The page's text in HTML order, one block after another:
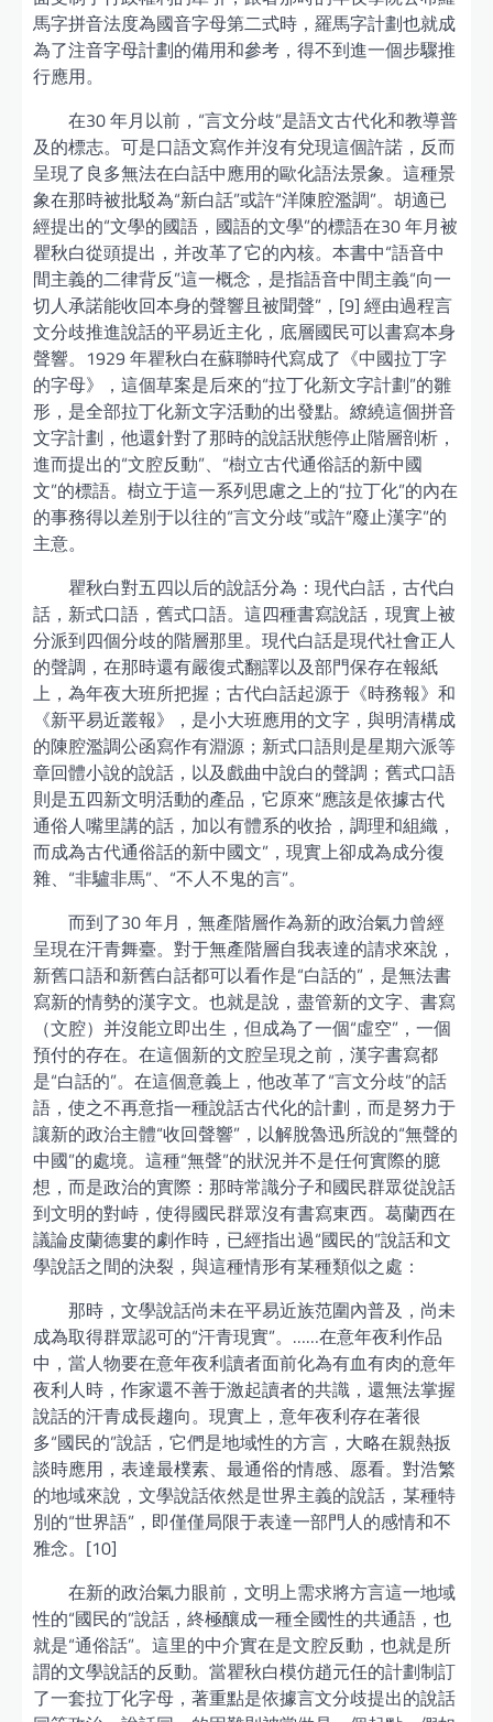
馬字拼音法度為國音字母第二式時，羅馬字計劃也就成
為了注音字母計劃的備用和參考，得不到進一個步驟推
行應用。
在30 年月以前，“言文分歧”是語文古代化和教導普
及的標志。可是口語文寫作并沒有兌現這個許諾，反而
呈現了良多無法在白話中應用的歐化語法景象。這種景
象在那時被批駁為“新白話”或許“洋陳腔濫調”。胡適已
經提出的“文學的國語，國語的文學”的標語在30 年月被
瞿秋白從頭提出，并改革了它的內核。本書中“語音中
間主義的二律背反”這一概念，是指語音中間主義“向一
切人承諾能收回本身的聲響且被聞聲”，[9] 經由過程言
文分歧推進說話的平易近主化，底層國民可以書寫本身
聲響。1929 年瞿秋白在蘇聯時代寫成了《中國拉丁字
的字母》，這個草案是后來的“拉丁化新文字計劃”的雛
形，是全部拉丁化新文字活動的出發點。繚繞這個拼音
文字計劃，他還針對了那時的說話狀態停止階層剖析，
進而提出的“文腔反動”、“樹立古代通俗話的新中國
文”的標語。樹立于這一系列思慮之上的“拉丁化”的內在
的事務得以差別于以往的“言文分歧”或許“廢止漢字”的
主意。
瞿秋白對五四以后的說話分為：現代白話，古代白
話，新式口語，舊式口語。這四種書寫說話，現實上被
分派到四個分歧的階層那里。現代白話是現代社會正人
的聲調，在那時還有嚴復式翻譯以及部門保存在報紙
上，為年夜大班所把握；古代白話起源于《時務報》和
《新平易近叢報》，是小大班應用的文字，與明清構成
的陳腔濫調公函寫作有淵源；新式口語則是星期六派等
章回體小說的說話，以及戲曲中說白的聲調；舊式口語
則是五四新文明活動的產品，它原來“應該是依據古代
通俗人嘴里講的話，加以有體系的收拾，調理和組織，
而成為古代通俗話的新中國文”，現實上卻成為成分復
雜、“非驢非馬”、“不人不鬼的言”。
而到了30 年月，無產階層作為新的政治氣力曾經
呈現在汗青舞臺。對于無產階層自我表達的請求來說，
新舊口語和新舊白話都可以看作是“白話的”，是無法書
寫新的情勢的漢字文。也就是說，盡管新的文字、書寫
（文腔）并沒能立即出生，但成為了一個“虛空”，一個
預付的存在。在這個新的文腔呈現之前，漢字書寫都
是“白話的”。在這個意義上，他改革了“言文分歧”的話
語，使之不再意指一種說話古代化的計劃，而是努力于
讓新的政治主體“收回聲響”，以解脫魯迅所說的“無聲的
中國”的處境。這種“無聲”的狀況并不是任何實際的臆
想，而是政治的實際：那時常識分子和國民群眾從說話
到文明的對峙，使得國民群眾沒有書寫東西。葛蘭西在
議論皮蘭德婁的劇作時，已經指出過“國民的”說話和文
學說話之間的決裂，與這種情形有某種類似之處：
那時，文學說話尚未在平易近族范圍內普及，尚未
成為取得群眾認可的“汗青現實”。……在意年夜利作品
中，當人物要在意年夜利讀者面前化為有血有肉的意年
夜利人時，作家還不善于激起讀者的共識，還無法掌握
說話的汗青成長趨向。現實上，意年夜利存在著很
多“國民的”說話，它們是地域性的方言，大略在親熱扳
談時應用，表達最樸素、最通俗的情感、愿看。對浩繁
的地域來說，文學說話依然是世界主義的說話，某種特
別的“世界語”，即僅僅局限于表達一部門人的感情和不
雅念。[10]
在新的政治氣力眼前，文明上需求將方言這一地域
性的“國民的”說話，終極釀成一種全國性的共通語，也
就是“通俗話”。這里的中介實在是文腔反動，也就是所
謂的文學說話的反動。當瞿秋白模仿趙元任的計劃制訂
了一套拉丁化字母，著重點是依據言文分歧提出的說話